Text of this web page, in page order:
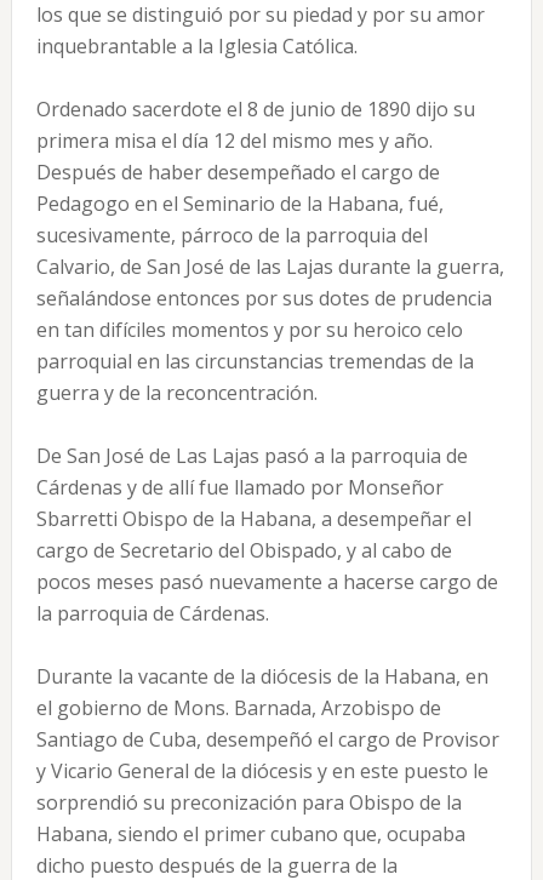
los que se distinguió por su piedad y por su amor
inquebrantable a la Iglesia Católica.
Ordenado sacerdote el 8 de junio de 1890 dijo su
primera misa el día 12 del mismo mes y año.
Después de haber desempeñado el cargo de
Pedagogo en el Seminario de la Habana, fué,
sucesivamente, párroco de la parroquia del
Calvario, de San José de las Lajas durante la guerra,
señalándose entonces por sus dotes de prudencia
en tan difíciles momentos y por su heroico celo
parroquial en las circunstancias tremendas de la
guerra y de la reconcentración.
De San José de Las Lajas pasó a la parroquia de
Cárdenas y de allí fue llamado por Monseñor
Sbarretti Obispo de la Habana, a desempeñar el
cargo de Secretario del Obispado, y al cabo de
pocos meses pasó nuevamente a hacerse cargo de
la parroquia de Cárdenas.
Durante la vacante de la diócesis de la Habana, en
el gobierno de Mons. Barnada, Arzobispo de
Santiago de Cuba, desempeñó el cargo de Provisor
y Vicario General de la diócesis y en este puesto le
sorprendió su preconización para Obispo de la
Habana, siendo el primer cubano que, ocupaba
dicho puesto después de la guerra de la